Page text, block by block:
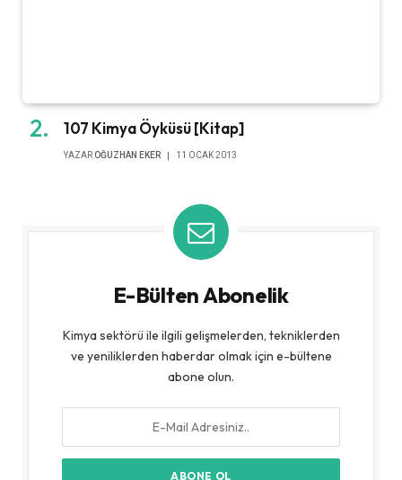
107 Kimya Öyküsü [Kitap]
YAZAR OĞUZHAN EKER 11 OCAK 2013
E-Bülten Abonelik
Kimya sektörü ile ilgili gelişmelerden, tekniklerden
ve yeniliklerden haberdar olmak için e-bültene
abone olun.